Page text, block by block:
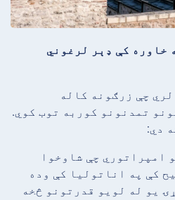
خاوره کې ډېر لرغوني
چې زرګونه کاله
تمدنونو کوربه توب کوي.
دي:
امپراتوري چې شاوخوا
قبل مسیح کې په اناتولیا کې وده
یو له لویو قدرتونو څخه